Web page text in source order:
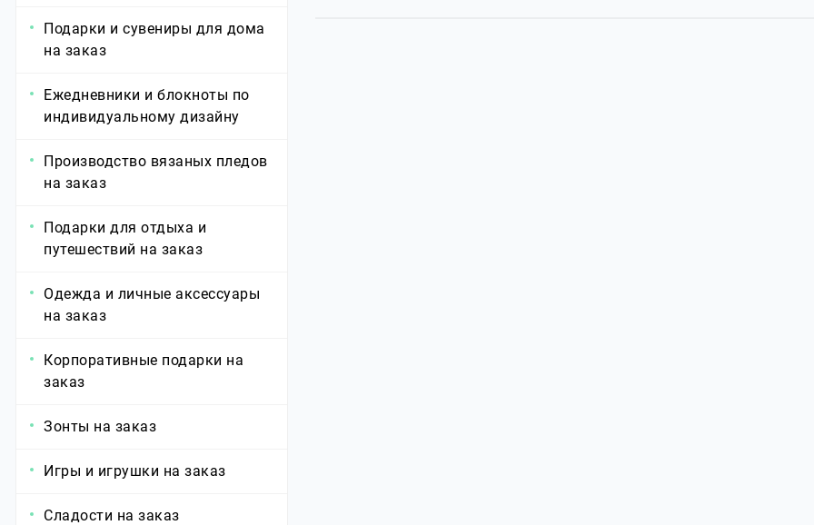
Подарки и сувениры для дома
на заказ
Ежедневники и блокноты по
индивидуальному дизайну
Производство вязаных пледов
на заказ
Подарки для отдыха и
путешествий на заказ
Одежда и личные аксессуары
на заказ
Корпоративные подарки на
заказ
Зонты на заказ
Игры и игрушки на заказ
Сладости на заказ